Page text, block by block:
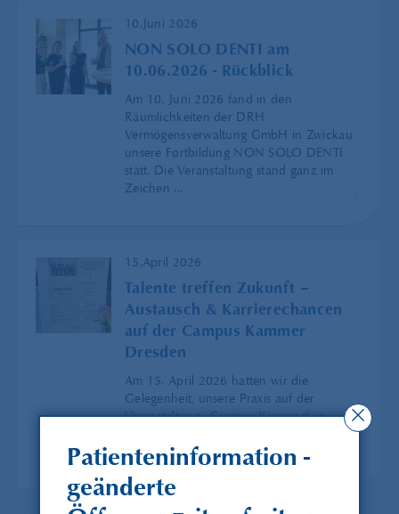
Patienteninformation -
geänderte
10.Juni 2026
NON SOLO DENTI am
10.06.2026 - Rückblick
Am 10. Juni 2026 fand in den
Räumlichkeiten der DRH
Vermögensverwaltung GmbH in Zwickau
unsere Fortbildung NON SOLO DENTI
statt. Die Veranstaltung stand ganz im
Zeichen ...
15.April 2026
Talente treffen Zukunft –
Austausch & Karrierechancen
auf der Campus Kammer
Dresden
Am 15. April 2026 hatten wir die
Gelegenheit, unsere Praxis auf der
Veranstaltung „Campus Kammer“ in
zukünftiger Arbeitgeber ...